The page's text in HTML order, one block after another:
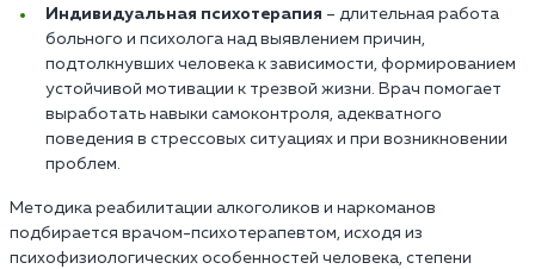
Индивидуальная психотерапия – длительная работа
больного и психолога над выявлением причин,
подтолкнувших человека к зависимости, формированием
устойчивой мотивации к трезвой жизни. Врач помогает
выработать навыки самоконтроля, адекватного
поведения в стрессовых ситуациях и при возникновении
проблем.
Методика реабилитации алкоголиков и наркоманов
подбирается врачом-психотерапевтом, исходя из
психофизиологических особенностей человека, степени